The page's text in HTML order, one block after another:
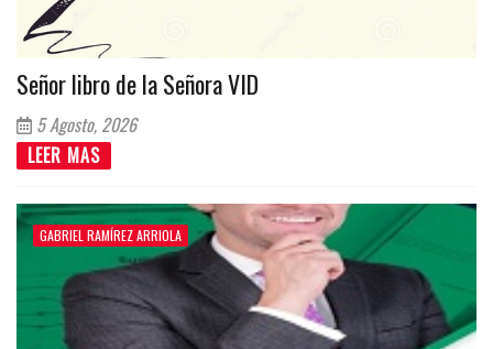
Señor libro de la Señora VID
5 Agosto, 2026
LEER MAS
GABRIEL RAMÍREZ ARRIOLA